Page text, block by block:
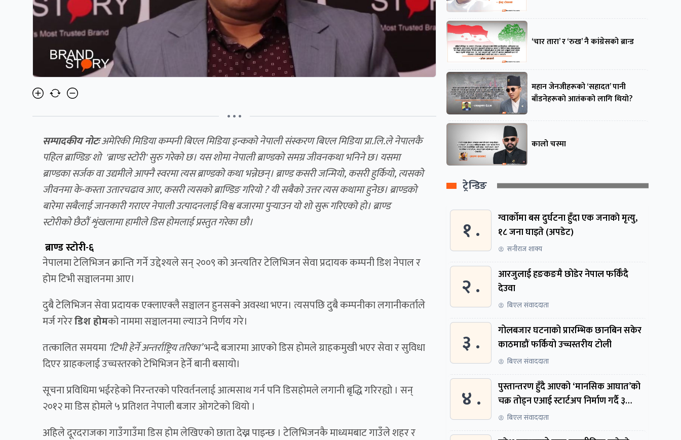
• • •
सम्पादकीय नोटःअमेरिकी मिडिया कम्पनी बिएल मिडिया इन्कको नेपाली संस्करण बिएल मिडिया प्रा.लि.ले नेपालकै
पहिल ब्राण्डिङ शो 'ब्राण्ड स्टोरी' सुरु गरेको छ। यस शोमा नेपाली ब्राण्डको समग्र जीवनकथा भनिने छ। यसमा
ब्राण्डका सर्जक वा उद्यमीले आफ्नै स्वरमा त्यस ब्राण्डको कथा भन्नेछन्। ब्राण्ड कसरी जन्मियो, कसरी हुर्कियो, त्यसको
जीवनमा के-कस्ता उतारचढाव आए, कसरी त्यसको ब्राण्डिङ गरियो ? यी सबैको उत्तर त्यस कथामा हुनेछ। ब्राण्डको
बारेमा सबैलाई जानकारी गराएर नेपाली उत्पादनलाई विश्व बजारमा पुर्‍याउन यो शो सुरू गरिएको हो।ब्राण्ड
स्टोरीकोछैठौं शृंखलामा हामीले डिस होमलाई प्रस्तुत गरेका छौ।
ब्राण्ड स्टोरी-६
नेपालमा टेलिभिजन क्रान्ति गर्ने उद्देश्यले सन् २००९ को अन्त्यतिर टेलिभिजन सेवा प्रदायक कम्पनी डिश नेपाल र
होम टिभी सञ्चालनमा आए।
दुबै टेलिभिजन सेवा प्रदायक एक्लाएक्लै सञ्चालन हुनसक्ने अवस्था भएन। त्यसपछि दुबै कम्पनीका लगानीकर्ताले
मर्ज गरेरडिश होमको नाममा सञ्चालनमा ल्याउने निर्णय गरे।
तत्कालित समयमा ‘टिभी हेर्ने अन्तर्राष्ट्रिय तरिका’भन्दै बजारमा आएकोडिस होमले ग्राहकमुखी भएर सेवा र सुविधा
दिएर ग्राहकलाई उच्चस्तरको टेभिभिजन हेर्ने बानी बसायो।
सूचना प्रविधिमा भईरहेको निरन्तरको परिवर्तनलाई आत्मसाथ गर्न पनि डिसहोमले लगानी बृद्धि गरिरह्यो । सन्
२०१२ मा डिस होमले ५ प्रतिशत नेपाली बजार ओगटेको थियो ।
अहिले दूरदराजका गाउँगाउँमाडिस होमलेखिएको छाता देख्न पाइन्छ । टेलिभिजनकै माध्यमबाट गाउँले शहर र
‘चार तारा’ र ‘रुख’ नै कांग्रेसको ब्रान्ड
महान जेनजीहरूको ‘सहादत’ पानी
बाँडनेहरूको आतंकको लागि थियो?
कालो चस्मा
ट्रेन्डिङ
१ .
ग्वार्काेमा बस दुर्घटना हुँदा एक जनाकाे मृत्यु,
१८ जना घाइते (अपडेट)
सनीराज शाक्य
२ .
आरजुलाई हङकङमै छोडेर नेपाल फर्किँदै
देउवा
बिएल संवाददाता
३ .
गोलबजार घटनाको प्रारम्भिक छानबिन सकेर
काठमाडौं फर्कियो उच्चस्तरीय टोली
बिएल संवाददाता
४ .
पुस्तान्तरण हुँदै आएको ‘मानसिक आघात’को
चक्र तोड्न एआई स्टार्टअप निर्माण गर्दै ३
नेपाली
बिएल संवाददाता